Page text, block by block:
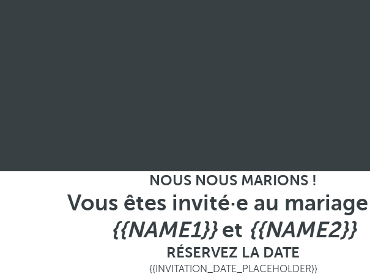
NOUS NOUS MARIONS !
Vous êtes invité·e au
{{NAME1}}et {{NAME2}}
RÉSERVEZ LA DATE
{{INVITATION_DATE_PLACEHOLDER}}